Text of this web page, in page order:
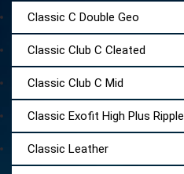
Classic C Double Geo
Classic Club C Cleated
Classic Club C Mid
Classic Exofit High Plus Ripple
Classic Leather